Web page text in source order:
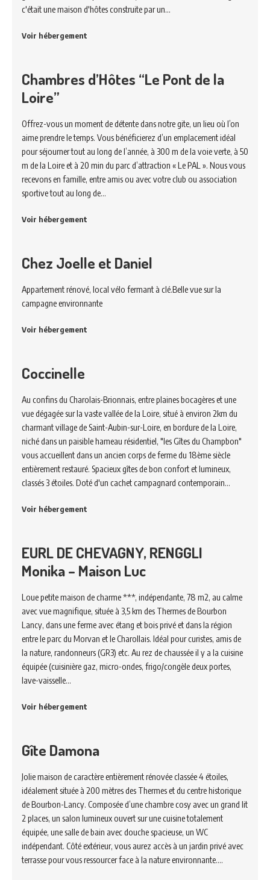
c'était une maison d'hôtes construite par un…
Voir hébergement
Chambres d’Hôtes “Le Pont de la
Loire”
Offrez-vous un moment de détente dans notre gite, un lieu où l’on
aime prendre le temps. Vous bénéficierez d’un emplacement idéal
pour séjourner tout au long de l’année, à 300 m de la voie verte, à 50
m de la Loire et à 20 min du parc d’attraction « Le PAL ». Nous vous
recevons en famille, entre amis ou avec votre club ou association
sportive tout au long de…
Voir hébergement
Chez Joelle et Daniel
Appartement rénové, local vélo fermant à clé.Belle vue sur la
campagne environnante
Voir hébergement
Coccinelle
Au confins du Charolais-Brionnais, entre plaines bocagères et une
vue dégagée sur la vaste vallée de la Loire, situé à environ 2km du
charmant village de Saint-Aubin-sur-Loire, en bordure de la Loire,
niché dans un paisible hameau résidentiel, "les Gîtes du Champbon"
vous accueillent dans un ancien corps de ferme du 18ème siècle
entièrement restauré. Spacieux gîtes de bon confort et lumineux,
classés 3 étoiles. Doté d'un cachet campagnard contemporain…
Voir hébergement
EURL DE CHEVAGNY, RENGGLI
Monika – Maison Luc
Loue petite maison de charme ***, indépendante, 78 m2, au calme
avec vue magnifique, située à 3,5 km des Thermes de Bourbon
Lancy, dans une ferme avec étang et bois privé et dans la région
entre le parc du Morvan et le Charollais. Idéal pour curistes, amis de
la nature, randonneurs (GR3) etc. Au rez de chaussée il y a la cuisine
équipée (cuisinière gaz, micro-ondes, frigo/congèle deux portes,
lave-vaisselle…
Voir hébergement
Gîte Damona
Jolie maison de caractère entièrement rénovée classée 4 étoiles,
idéalement située à 200 mètres des Thermes et du centre historique
de Bourbon-Lancy. Composée d’une chambre cosy avec un grand lit
2 places, un salon lumineux ouvert sur une cuisine totalement
équipée, une salle de bain avec douche spacieuse, un WC
indépendant. Côté extérieur, vous aurez accès à un jardin privé avec
terrasse pour vous ressourcer face à la nature environnante.…